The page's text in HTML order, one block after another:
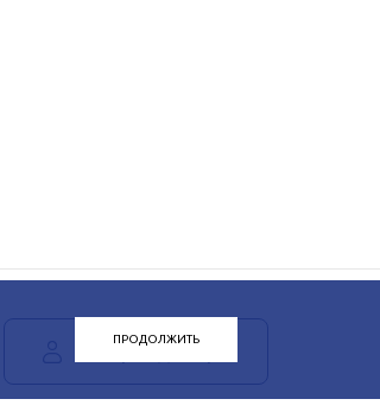
ЛК арендатора
ПРОДОЛЖИТЬ